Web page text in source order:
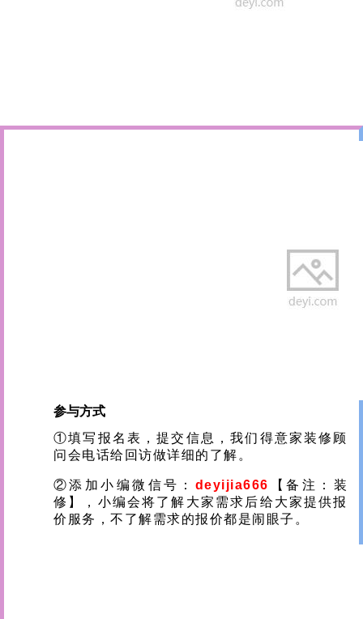
参与方式
①填写报名表，提交信息，我们得意家装修顾
问会电话给回访做详细的了解。
②添加小编微信号： deyijia666
【备注：装
修】，小编会将了解大家需求后给大家提供报
价服务，不了解需求的报价都是闹眼子。